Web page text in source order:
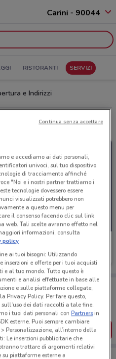
Carini - 90044
RISTORANTI SERVIZI
e Indirizzi
Iliad
sempre con te!
offerte dei negozi vicino a te,
lista del risparmio, comodamente
SCARICA L’APP
e accediamo ai dati personali,
univoci, sul tuo dispositivo.
di tracciamento affinché
"Noi e i nostri partner trattiamo i
tecnologie dovessero essere
visualizzati potrebbero non
a questo menu per
il consenso facendo clic sul link
web. Tali scelte avranno effetto nel
informazioni, consulta
policy
ai tuoi bisogni: Utilizzando
inserzioni e offerte per i tuoi acquisti
al tuo mondo. Tutto questo è
e analisi effettuate in base alle
e sulle piattaforme collegate,
Privacy Policy. Per fare questo,
sull'uso dei dati raccolti a tale fine.
i tuoi dati personali conPartnersin
esterne. Puoi sempre cambiare
Personalizzazione, all’interno della
Le inserzioni pubblicitarie che
trattare di argomenti relativi
piattaforme esterne a
Continua senza accettare